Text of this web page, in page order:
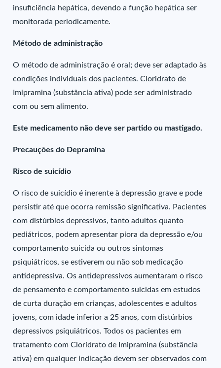
insuficiência hepática, devendo a função hepática ser
monitorada periodicamente.
Método de administração
O método de administração é oral; deve ser adaptado às
condições individuais dos pacientes. Cloridrato de
Imipramina (substância ativa) pode ser administrado
com ou sem alimento.
Este medicamento não deve ser partido ou mastigado.
Precauções do Depramina
Risco de suicídio
O risco de suicídio é inerente à depressão grave e pode
persistir até que ocorra remissão significativa. Pacientes
com distúrbios depressivos, tanto adultos quanto
pediátricos, podem apresentar piora da depressão e/ou
comportamento suicida ou outros sintomas
psiquiátricos, se estiverem ou não sob medicação
antidepressiva. Os antidepressivos aumentaram o risco
de pensamento e comportamento suicidas em estudos
de curta duração em crianças, adolescentes e adultos
jovens, com idade inferior a 25 anos, com distúrbios
depressivos psiquiátricos. Todos os pacientes em
tratamento com Cloridrato de Imipramina (substância
ativa) em qualquer indicação devem ser observados com